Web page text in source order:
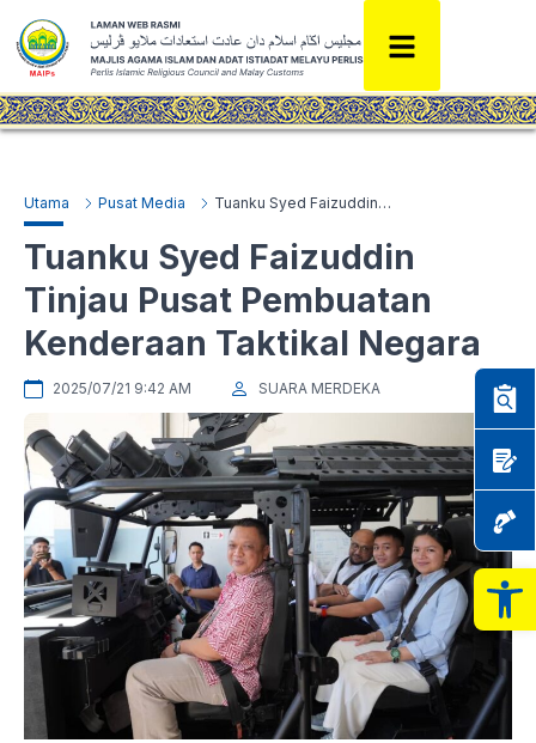
Utama Pusat Media Tuanku Syed Faizuddin Tinjau Pusat Pembuatan Kenderaan Taktikal Negara
Tuanku Syed Faizuddin
Tinjau Pusat Pembuatan
Kenderaan Taktikal Negara
2025/07/21 9:42 AM SUARA MERDEKA